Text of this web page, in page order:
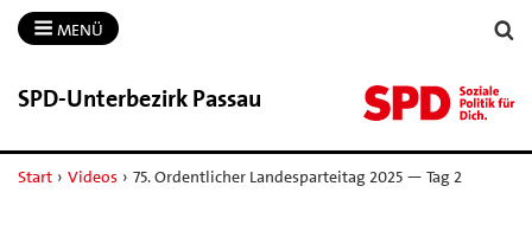
MENÜ
SPD-​Unterbezirk Passau
Start › Videos › 75. Ordentlicher Landesparteitag 2025 — Tag 2